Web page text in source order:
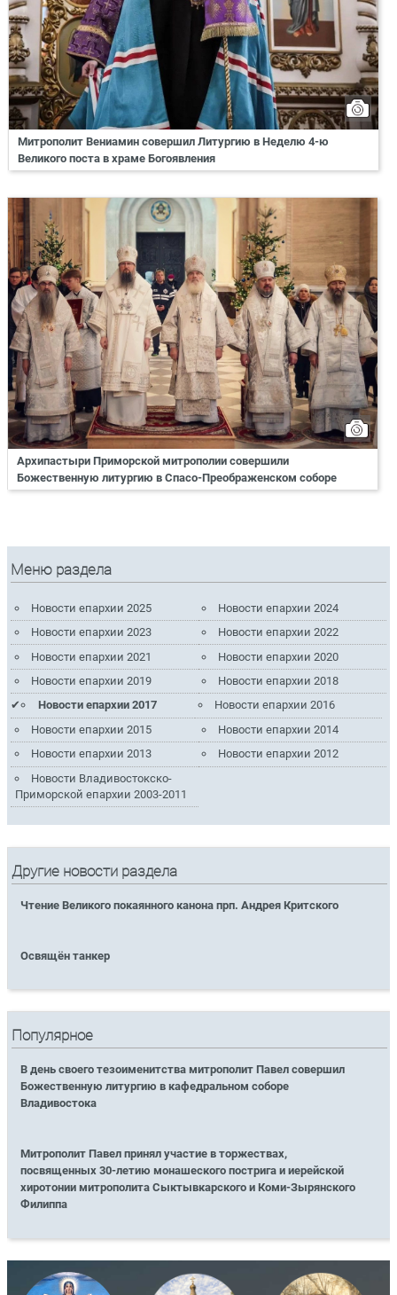
Митрополит Вениамин совершил Литургию в Неделю 4-ю
Великого поста в храме Богоявления
Архипастыри Приморской митрополии совершили
Божественную литургию в Спасо-Преображенском соборе
Меню раздела
Новости епархии 2025
Новости епархии 2024
Новости епархии 2023
Новости епархии 2022
Новости епархии 2021
Новости епархии 2020
Новости епархии 2019
Новости епархии 2018
Новости епархии 2017
Новости епархии 2016
Новости епархии 2015
Новости епархии 2014
Новости епархии 2013
Новости епархии 2012
Новости Владивостокско-
Приморской епархии 2003-2011
Другие новости раздела
Чтение Великого покаянного канона прп. Андрея Критского
Освящён танкер
Популярное
В день своего тезоименитства митрополит Павел совершил
Божественную литургию в кафедральном соборе
Владивостока
Митрополит Павел принял участие в торжествах,
посвященных 30-летию монашеского пострига и иерейской
хиротонии митрополита Сыктывкарского и Коми-Зырянского
Филиппа